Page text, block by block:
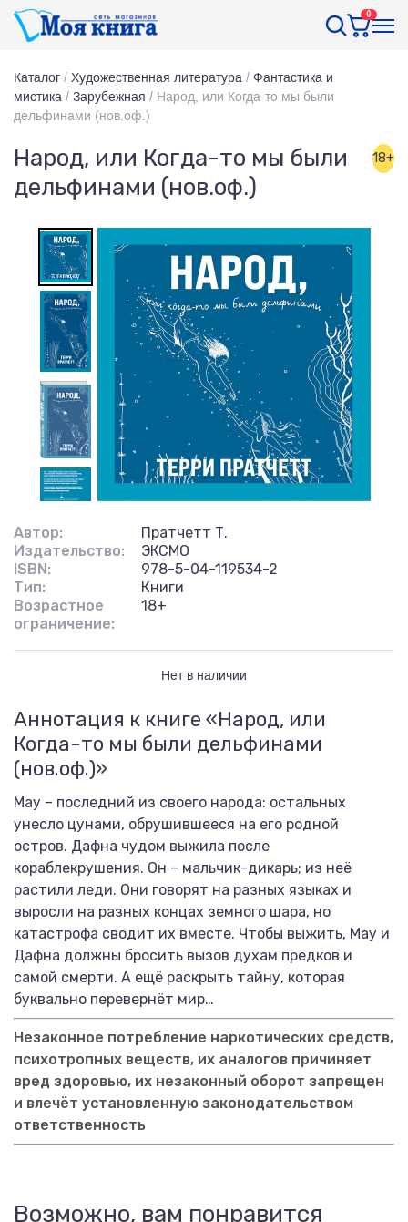
0
Каталог / Художественная литература / Фантастика и
мистика / Зарубежная / Народ, или Когда-то мы были
дельфинами (нов.оф.)
Народ, или Когда-то мы были
дельфинами (нов.оф.)
18+
Автор:
Пратчетт Т.
Издательство:
ЭКСМО
ISBN:
978-5-04-119534-2
Тип:
Книги
Возрастное
ограничение:
18+
Нет в наличии
Аннотация к книге «Народ, или
Когда-то мы были дельфинами
(нов.оф.)»
Мау – последний из своего народа: остальных
унесло цунами, обрушившееся на его родной
остров. Дафна чудом выжила после
кораблекрушения. Он – мальчик-дикарь; из неё
растили леди. Они говорят на разных языках и
выросли на разных концах земного шара, но
катастрофа сводит их вместе. Чтобы выжить, Мау и
Дафна должны бросить вызов духам предков и
самой смерти. А ещё раскрыть тайну, которая
буквально перевернёт мир…
Незаконное потребление наркотических средств,
психотропных веществ, их аналогов причиняет
вред здоровью, их незаконный оборот запрещен
и влечёт установленную законодательством
ответственность
Возможно, вам понравится